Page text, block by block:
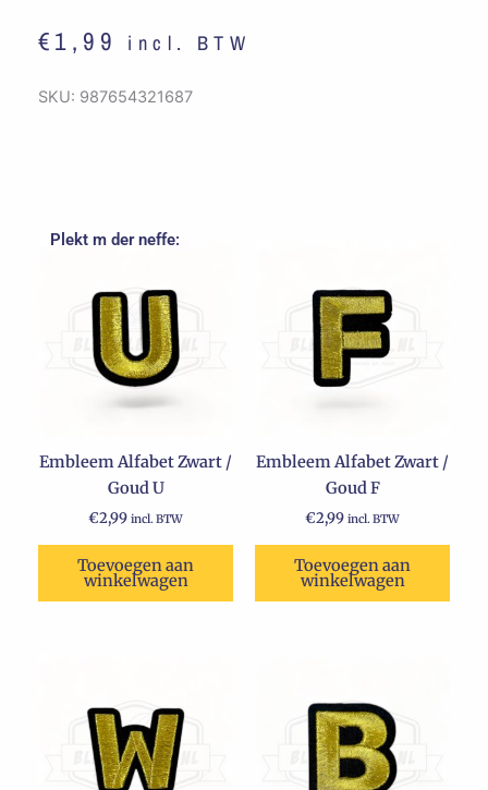
aantal
€1,99 incl. BTW
SKU: 987654321687
Plekt m der neffe:
Embleem Alfabet Zwart /
Goud U
€2,99 incl. BTW
Toevoegen aan
winkelwagen
Embleem Alfabet Zwart /
Goud F
€2,99 incl. BTW
Toevoegen aan
winkelwagen